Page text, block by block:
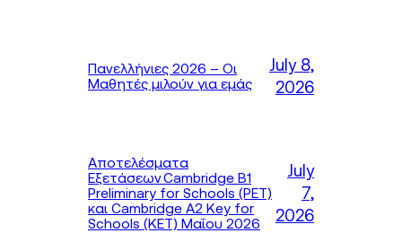
Πανελλήνιες 2026 – Οι
Μαθητές μιλούν για εμάς
July 8,
2026
Αποτελέσματα
Εξετάσεων Cambridge B1
Preliminary for Schools (PET)
και Cambridge A2 Key for
Schools (KET) Μαΐου 2026
July
7,
2026